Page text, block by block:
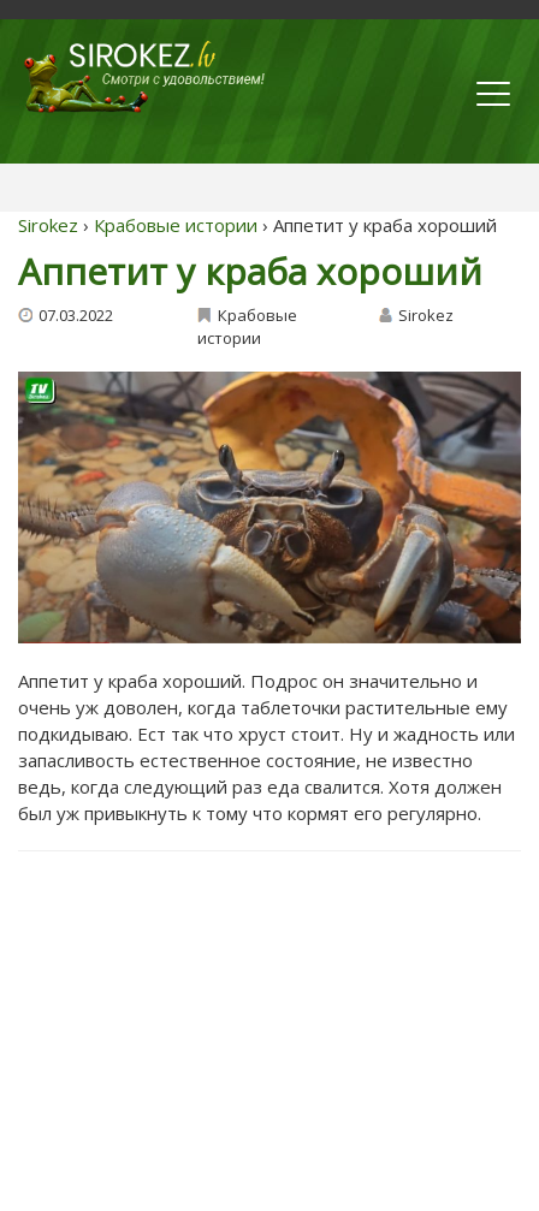
Sirokez › Крабовые истории › Аппетит у краба хороший
Аппетит у краба хороший
07.03.2022
Крабовые
истории
Sirokez
Аппетит у краба хороший. Подрос он значительно и
очень уж доволен, когда таблеточки растительные ему
подкидываю. Ест так что хруст стоит. Ну и жадность или
запасливость естественное состояние, не известно
ведь, когда следующий раз еда свалится. Хотя должен
был уж привыкнуть к тому что кормят его регулярно.